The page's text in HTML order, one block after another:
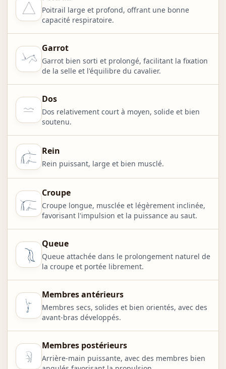
Poitrail large et profond, offrant une bonne
capacité respiratoire.
Garrot
Garrot bien sorti et prolongé, facilitant la fixation
de la selle et l'équilibre du cavalier.
Dos
Dos relativement court à moyen, solide et bien
soutenu.
Rein
Rein puissant, large et bien musclé.
Croupe
Croupe longue, musclée et légèrement inclinée,
favorisant l'impulsion et la puissance au saut.
Queue
Queue attachée dans le prolongement naturel de
la croupe et portée librement.
Membres antérieurs
Membres secs, solides et bien orientés, avec des
avant-bras développés.
Membres postérieurs
Arrière-main puissante, avec des membres bien